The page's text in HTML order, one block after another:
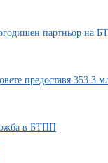
партньор на
предоставя 353.3
в БТПП